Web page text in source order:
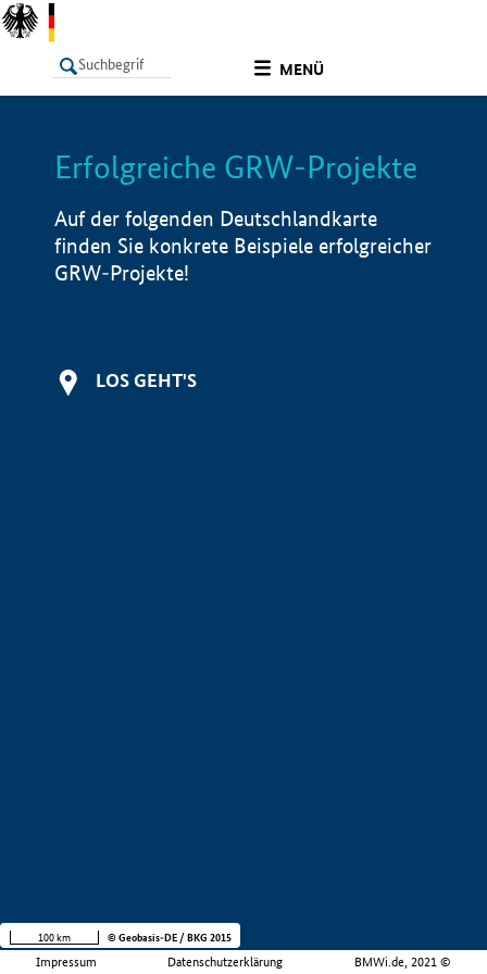
MENÜ
LISTE Info
Erfolgreiche GRW-Projekte
Auf der folgenden Deutschlandkarte
finden Sie konkrete Beispiele erfolgreicher
GRW-Projekte!
LOS GEHT'S
Impressum Datenschutzerklärung BMWi.de, 2021 ©
100 km © Geobasis-DE / BKG 2015